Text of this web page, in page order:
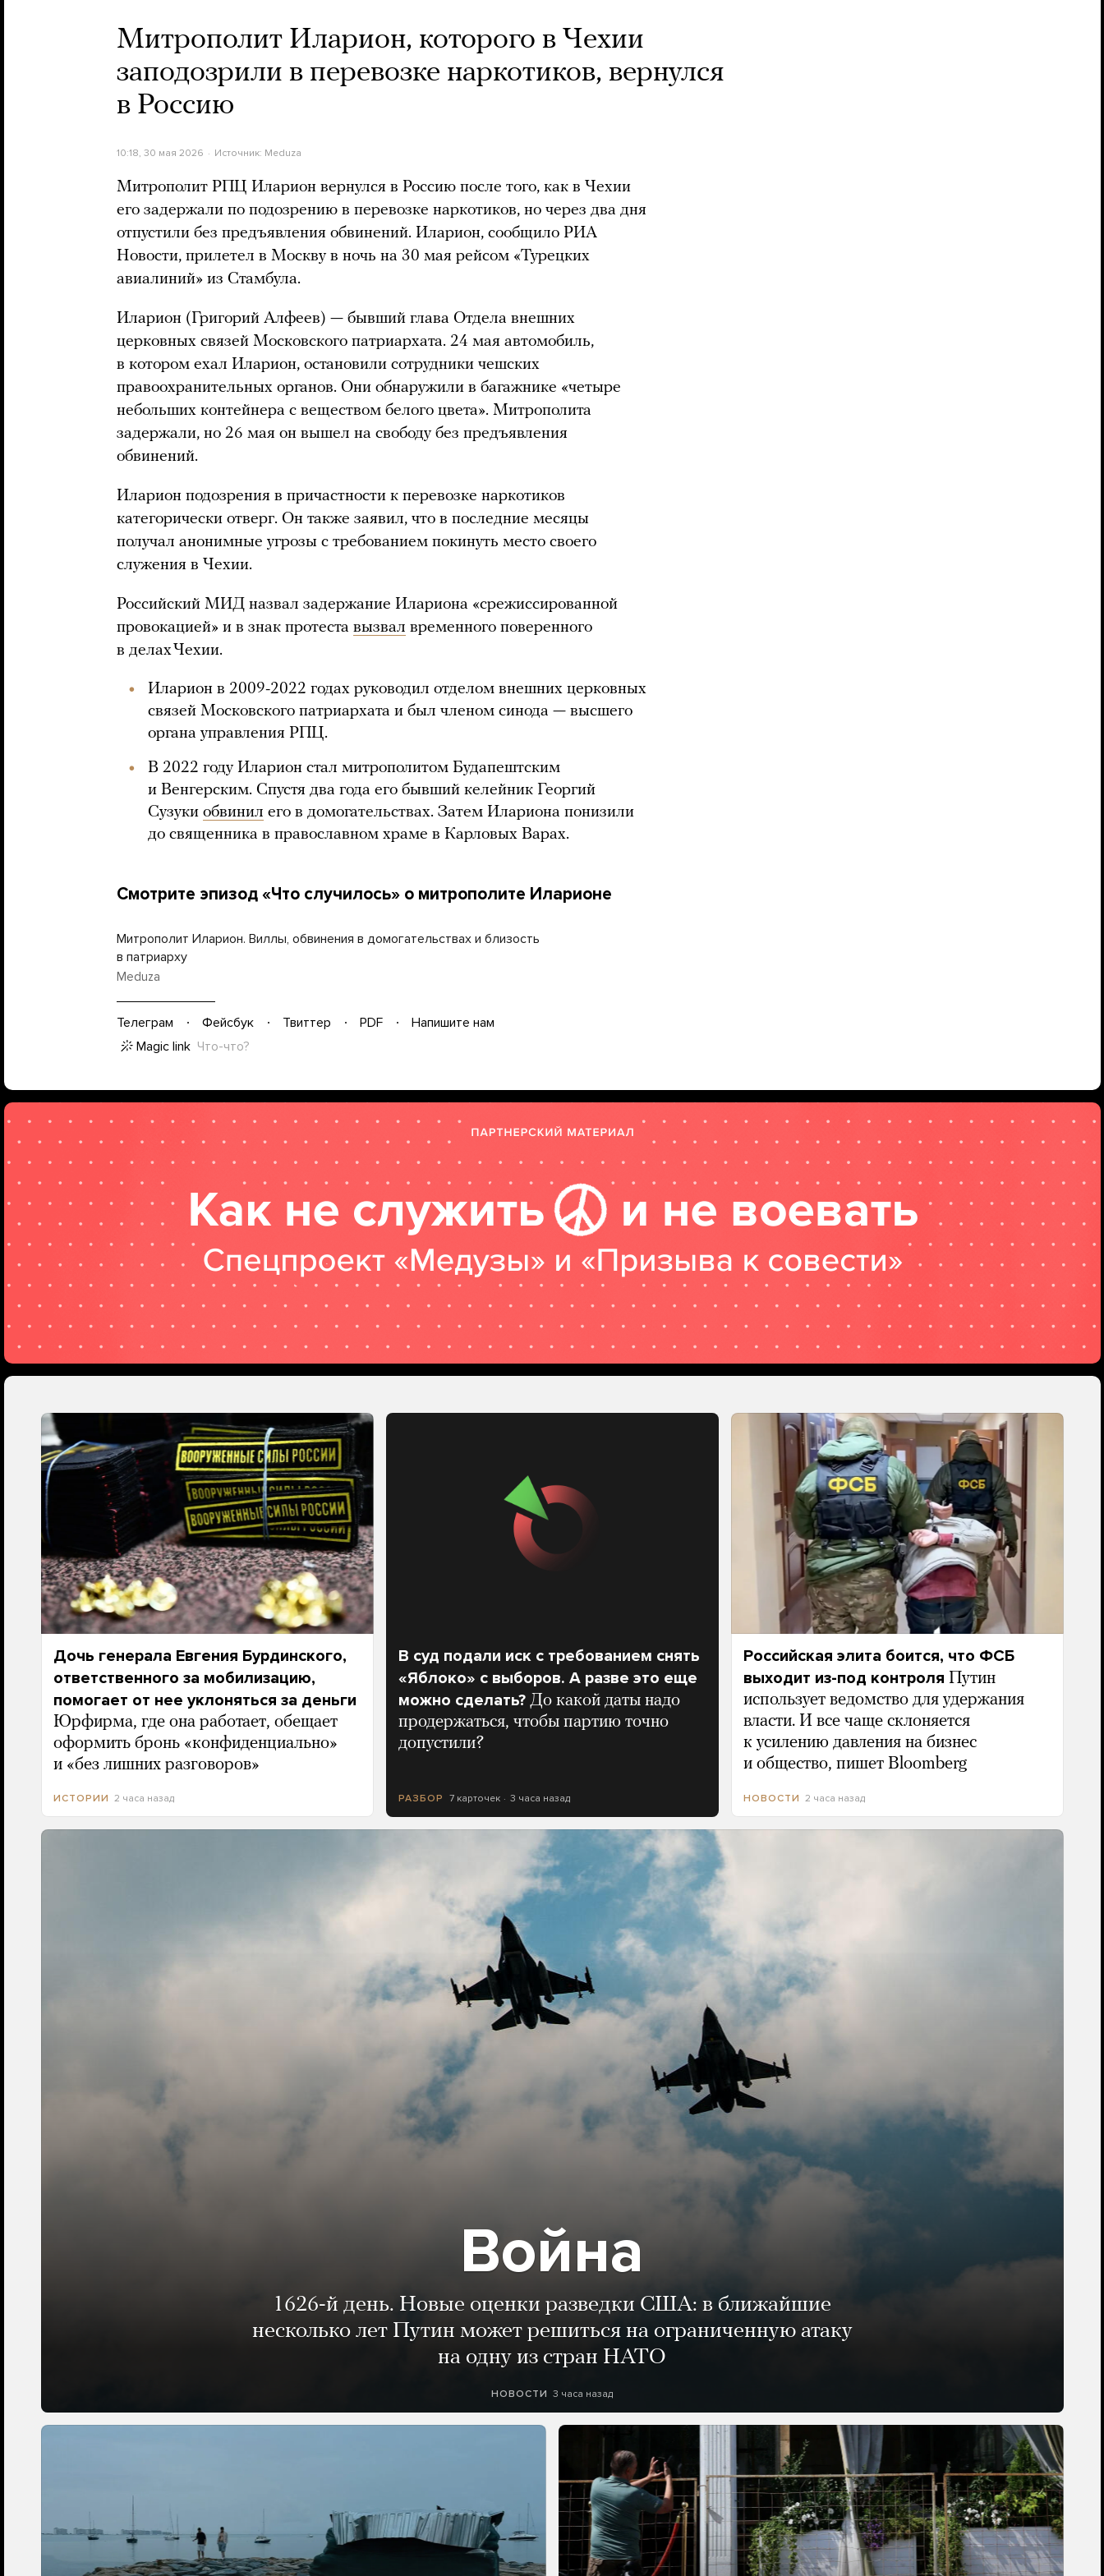
Митрополит Иларион, которого в Чехии
заподозрили в перевозке наркотиков, вернулся
в Россию
10:18, 30 мая 2026 Источник: Meduza
Митрополит РПЦ Иларион вернулся в Россию после того, как в Чехии
его задержали по подозрению в перевозке наркотиков, но через два дня
отпустили без предъявления обвинений. Иларион, сообщило РИА
Новости, прилетел в Москву в ночь на 30 мая рейсом «Турецких
авиалиний» из Стамбула.
Иларион (Григорий Алфеев) — бывший глава Отдела внешних
церковных связей Московского патриархата. 24 мая автомобиль,
в котором ехал Иларион, остановили сотрудники чешских
правоохранительных органов. Они обнаружили в багажнике «четыре
небольших контейнера с веществом белого цвета». Митрополита
задержали, но 26 мая он вышел на свободу без предъявления
обвинений.
Иларион подозрения в причастности к перевозке наркотиков
категорически отверг. Он также заявил, что в последние месяцы
получал анонимные угрозы с требованием покинуть место своего
служения в Чехии.
Российский МИД назвал задержание Илариона «срежиссированной
провокацией» и в знак протеста вызвал временного поверенного
в делах Чехии.
Иларион в 2009-2022 годах руководил отделом внешних церковных
связей Московского патриархата и был членом синода — высшего
органа управления РПЦ.
В 2022 году Иларион стал митрополитом Будапештским
и Венгерским. Спустя два года его бывший келейник Георгий
Сузуки обвинил его в домогательствах. Затем Илариона понизили
до священника в православном храме в Карловых Варах.
Смотрите эпизод «Что случилось» о митрополите Иларионе
Митрополит Иларион. Виллы, обвинения в домогательствах и близость
в патриарху
Meduza
Телеграм Фейсбук Твиттер PDF
Напишите нам
Magic link Что-что?
Дочь генерала Евгения Бурдинского,
ответственного за мобилизацию,
помогает от нее уклоняться за деньги
Юрфирма, где она работает, обещает
оформить бронь «конфиденциально»
и «без лишних разговоров»
ИСТОРИИ 2 часа назад
В суд подали иск с требованием снять
«Яблоко» с выборов. А разве это еще
можно сделать? До какой даты надо
продержаться, чтобы партию точно
допустили?
РАЗБОР 7 карточек 3 часа назад
Российская элита боится, что ФСБ
выходит из-под контроля Путин
использует ведомство для удержания
власти. И все чаще склоняется
к усилению давления на бизнес
и общество, пишет Bloomberg
НОВОСТИ 2 часа назад
Война
1626-й день. Новые оценки разведки США: в ближайшие
несколько лет Путин может решиться на ограниченную атаку
на одну из стран НАТО
НОВОСТИ 3 часа назад